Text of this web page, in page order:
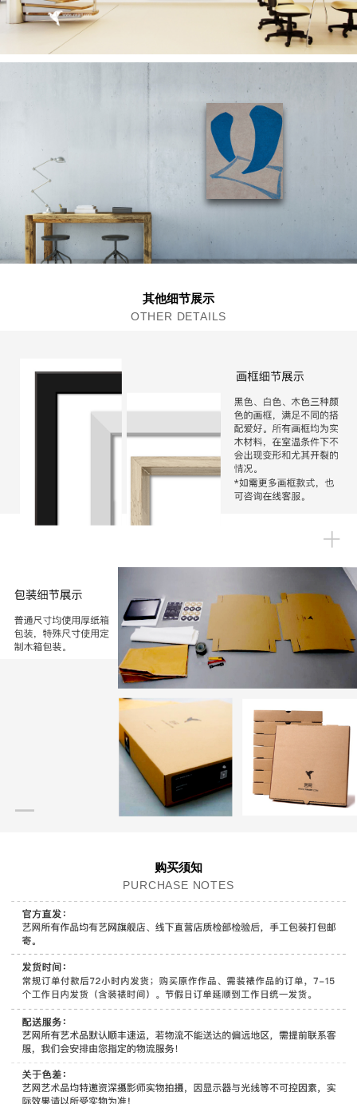
其他细节展示
OTHER DETAILS
购买须知
PURCHASE NOTES